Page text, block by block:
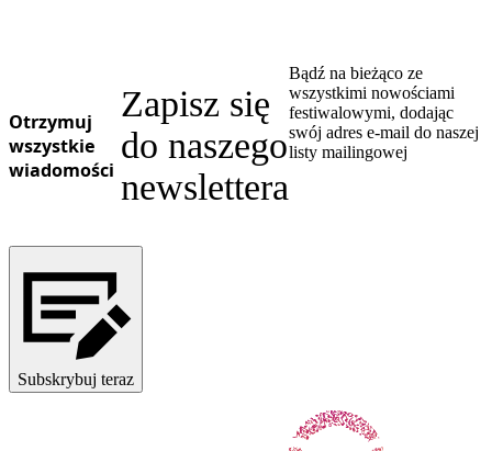
Otrzymuj
wszystkie
wiadomości
Zapisz się
do naszego
newslettera
Bądź na bieżąco ze
wszystkimi nowościami
festiwalowymi, dodając
swój adres e-mail do naszej
listy mailingowej
Subskrybuj teraz